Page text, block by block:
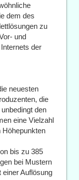
dem des
zu
und
der
neuesten
die
den
eine Vielzahl
bis zu 385
bei Mustern
Auflösung